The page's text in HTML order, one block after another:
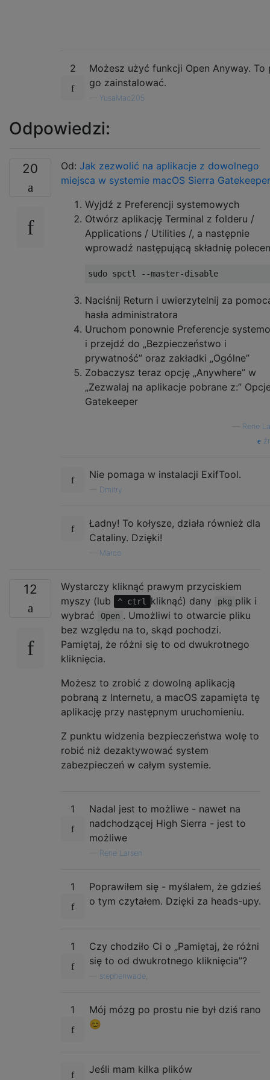
2
Możesz użyć funkcji Open Anyway. To
go zainstalować.
YusaMac205
Odpowiedzi:
20 Od: Jak zezwolić na aplikacje z dowolnego
miejsca w systemie macOS Sierra Gatekeeper
Wyjdź z Preferencji systemowych
Otwórz aplikację Terminal z folderu /
Applications / Utilities /, a następnie
wprowadź następującą składnię
Naciśnij Return i uwierzytelnij za
hasła administratora
Uruchom ponownie Preferencje
i przejdź do „Bezpieczeństwo i
prywatność” oraz zakładki „Ogólne”
Zobaczysz teraz opcję „Anywhere” w
„Zezwalaj na aplikacje pobrane z:”
Gatekeeper
Rene
Nie pomaga w instalacji ExifTool.
Dmitry
Ładny! To kołysze, działa również dla
Cataliny. Dzięki!
Marco
12
Wystarczy kliknąć prawym przyciskiem
myszy (lub
^ ctrl kliknąć) dany pkg plik i
wybrać
Open . Umożliwi to otwarcie pliku
bez względu na to, skąd pochodzi.
Pamiętaj, że różni się to od dwukrotnego
kliknięcia.
Możesz to zrobić z dowolną aplikacją
pobraną z Internetu, a macOS zapamięta tę
aplikację przy następnym uruchomieniu.
Z punktu widzenia bezpieczeństwa wolę to
robić niż dezaktywować system
zabezpieczeń w całym systemie.
1
Nadal jest to możliwe - nawet na
nadchodzącej High Sierra - jest to
możliwe
Rene Larsen
1
Poprawiłem się - myślałem, że gdzieś
o tym czytałem. Dzięki za heads-upy.
1
Czy chodziło Ci o „Pamiętaj, że różni
się to od dwukrotnego kliknięcia”?
stephenwade,
1
Mój mózg po prostu nie był dziś rano
😊
Jeśli mam kilka plików